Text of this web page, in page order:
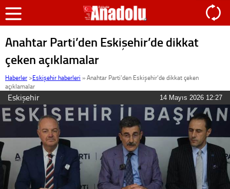
Anahtar Parti’den Eskişehir’de dikkat
çeken açıklamalar
Haberler >Eskişehir haberleri »Anahtar Parti’den Eskişehir’de dikkat çeken
açıklamalar
Eskişehir 14 Mayıs 2026 12:27